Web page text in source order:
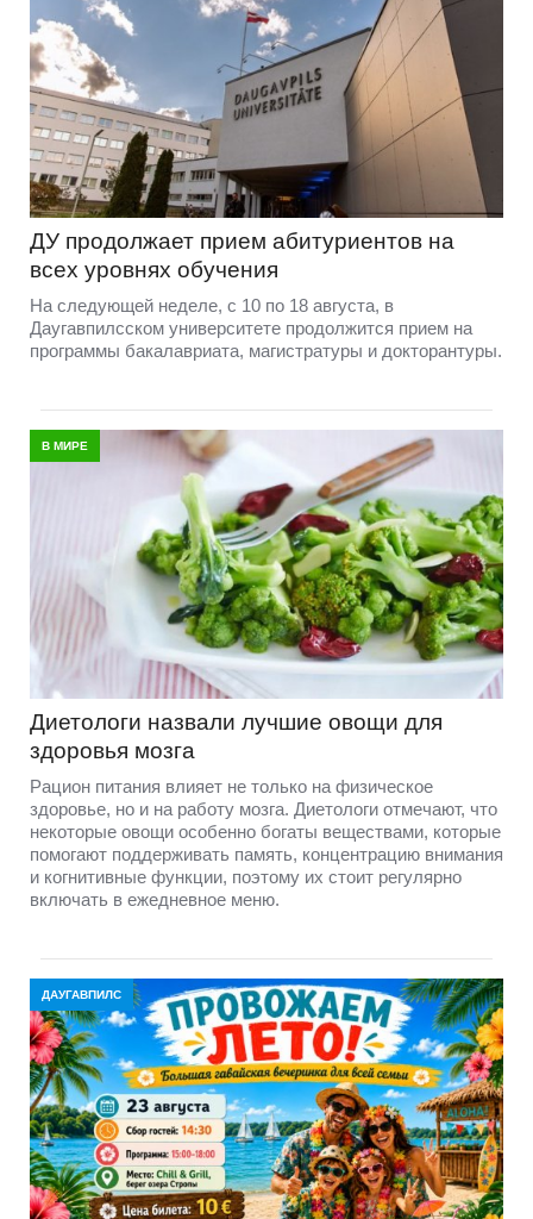
ДУ продолжает прием абитуриентов на
всех уровнях обучения
На следующей неделе, с 10 по 18 августа, в
Даугавпилсском университете продолжится прием на
программы бакалавриата, магистратуры и докторантуры.
В МИРЕ
Диетологи назвали лучшие овощи для
здоровья мозга
Рацион питания влияет не только на физическое
здоровье, но и на работу мозга. Диетологи отмечают, что
некоторые овощи особенно богаты веществами, которые
помогают поддерживать память, концентрацию внимания
и когнитивные функции, поэтому их стоит регулярно
включать в ежедневное меню.
ДАУГАВПИЛС